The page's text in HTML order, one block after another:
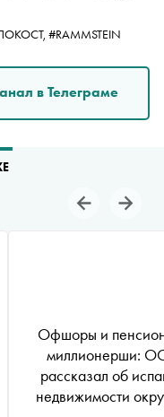
#RAMMSTEIN
в Телеграме
Офшоры и
миллионерши:
рассказал об
недвижимости